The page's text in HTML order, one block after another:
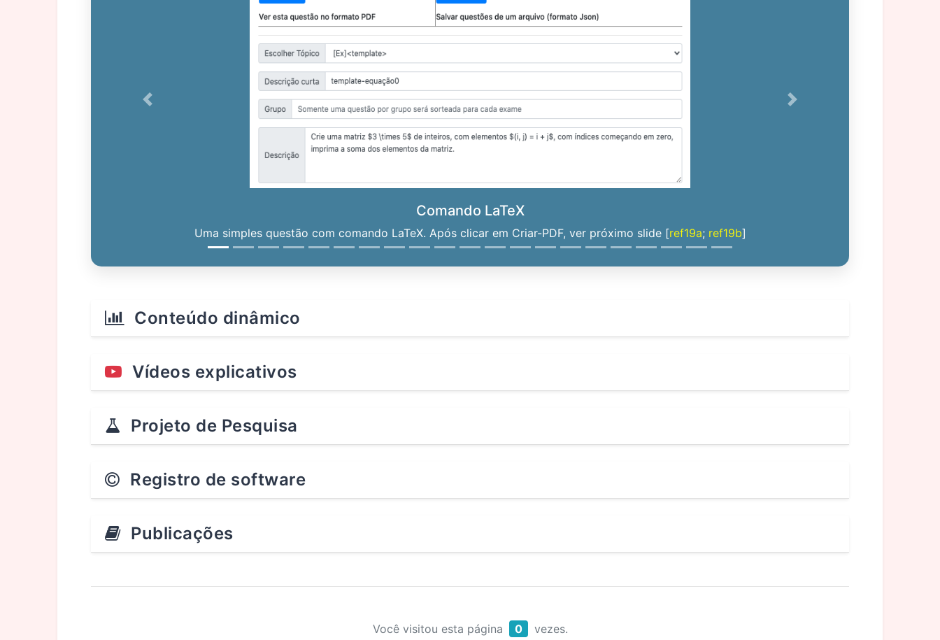
Comando LaTeX
Uma simples questão com comando LaTeX. Após clicar em Criar-PDF, ver próximo slide [ref19a; ref19b]
Previous Next
Conteúdo dinâmico
Vídeos explicativos
Projeto de Pesquisa
Registro de software
Publicações
Você visitou esta página 0 vezes.